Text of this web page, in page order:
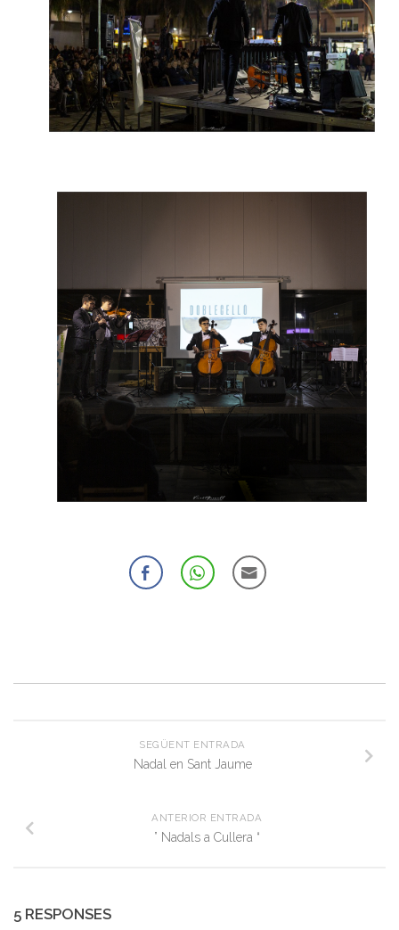
SEGÜENT ENTRADA
Nadal en Sant Jaume
ANTERIOR ENTRADA
” Nadals a Cullera “
5 RESPONSES